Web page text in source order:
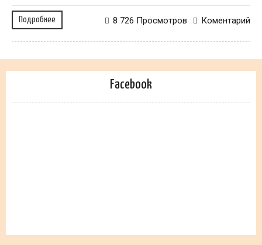
Подробнее Коментарий
8 726 Просмотров
Facebook